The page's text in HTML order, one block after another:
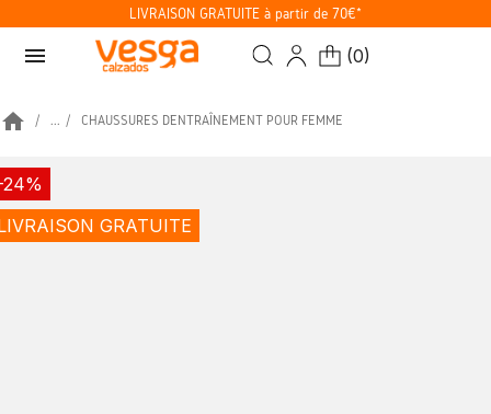
LIVRAISON GRATUITE à partir de 70€*
menu (0)
home ... CHAUSSURES D’ENTRAÎNEMENT POUR FEMME
GRATUITE